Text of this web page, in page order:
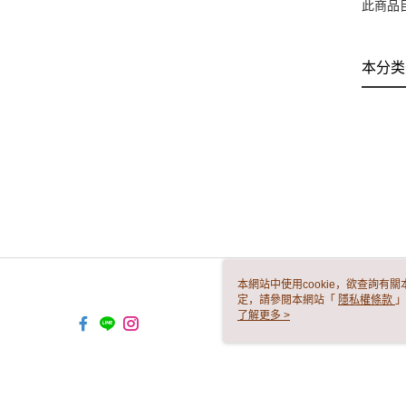
此商品
本分
本網站中使用cookie，欲查詢有
定，請參閱本網站「 隱私權條款
cookie。
了解更多 >